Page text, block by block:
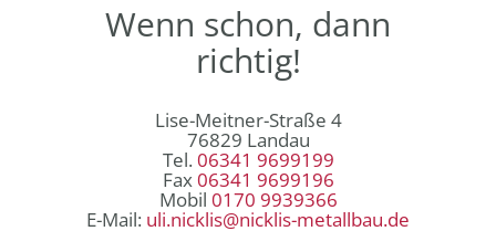
Wenn schon, dann
richtig!
Lise-Meitner-Straße 4
76829 Landau
Tel. 06341 9699199
Fax 06341 9699196
Mobil 0170 9939366
E-Mail: uli.nicklis@nicklis-metallbau.de